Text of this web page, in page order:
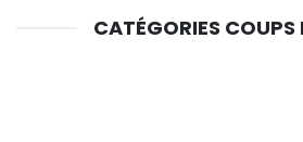
CATÉGORIES